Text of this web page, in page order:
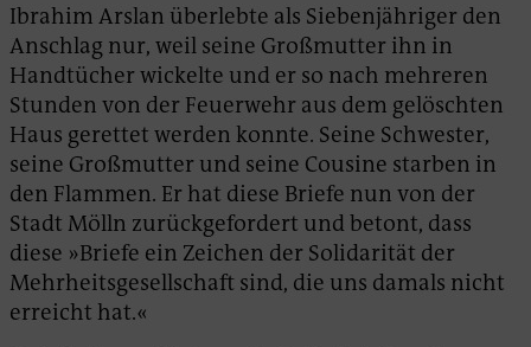
Ibrahim Arslan überlebte als Siebenjähriger den
Anschlag nur, weil seine Großmutter ihn in
Handtücher wickelte und er so nach mehreren
Stunden von der Feuerwehr aus dem gelöschten
Haus gerettet werden konnte. Seine Schwester,
seine Großmutter und seine Cousine starben in
den Flammen. Er hat diese Briefe nun von der
Stadt Mölln zurückgefordert und betont, dass
diese »Briefe ein Zeichen der Solidarität der
Mehrheitsgesellschaft sind, die uns damals nicht
erreicht hat.«